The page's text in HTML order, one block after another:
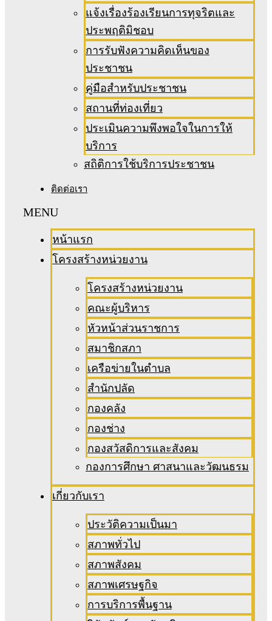
แจ้งเรื่องร้องเรียนการทุจริตและ
ประพฤติมิชอบ
การรับฟังความคิดเห็นของ
ประชาชน
คู่มือสำหรับประชาชน
สถานที่ท่องเที่ยว
ประเมินความพึงพอใจในการให้
บริการ
สถิติการใช้บริการประชาชน
ติดต่อเรา
หน้าแรก
โครงสร้างหน่วยงาน
โครงสร้างหน่วยงาน
คณะผู้บริหาร
หัวหน้าส่วนราชการ
สมาชิกสภา
เครือข่ายในตำบล
สำนักปลัด
กองคลัง
กองช่าง
กองสวัสดิการและสังคม
กองการศึกษา ศาสนาและวัฒนธรม
เกี่ยวกับเรา
ประวัติความเป็นมา
สภาพทั่วไป
สภาพสังคม
สภาพเศรษฐกิจ
การบริการพื้นฐาน